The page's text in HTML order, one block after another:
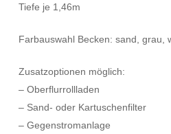
Tiefe je 1,46m
Farbauswahl Becken: sand, grau,
Zusatzoptionen möglich:
– Oberflurrollladen
– Sand- oder Kartuschenfilter
– Gegenstromanlage